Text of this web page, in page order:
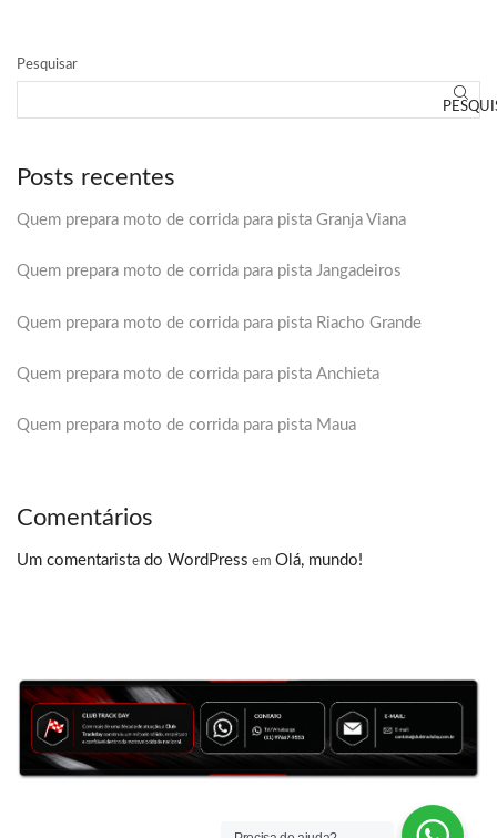
Pesquisar
Posts recentes
Quem prepara moto de corrida para pista Granja Viana
Quem prepara moto de corrida para pista Jangadeiros
Quem prepara moto de corrida para pista Riacho Grande
Quem prepara moto de corrida para pista Anchieta
Quem prepara moto de corrida para pista Maua
Comentários
Um comentarista do WordPress em Olá, mundo!